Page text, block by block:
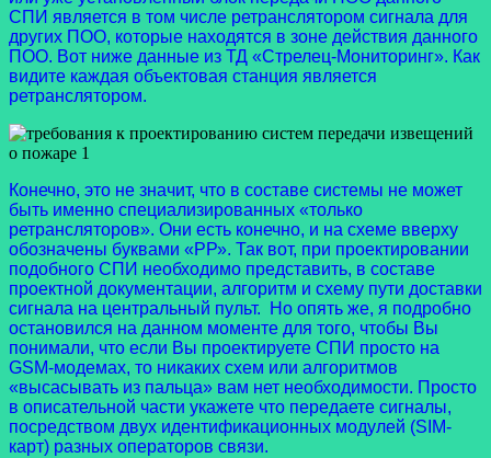
СПИ является в том числе ретранслятором сигнала для
других ПОО, которые находятся в зоне действия данного
ПОО. Вот ниже данные из ТД «Стрелец-Мониторинг». Как
видите каждая объектовая станция является
ретранслятором.
Конечно, это не значит, что в составе системы не может
быть именно специализированных «только
ретрансляторов». Они есть конечно, и на схеме вверху
обозначены буквами «РР». Так вот, при проектировании
подобного СПИ необходимо представить, в составе
проектной документации, алгоритм и схему пути доставки
сигнала на центральный пульт. Но опять же, я подробно
остановился на данном моменте для того, чтобы Вы
понимали, что если Вы проектируете СПИ просто на
GSM-модемах, то никаких схем или алгоритмов
«высасывать из пальца» вам нет необходимости. Просто
в описательной части укажете что передаете сигналы,
посредством двух идентификационных модулей (SIM-
карт) разных операторов связи.